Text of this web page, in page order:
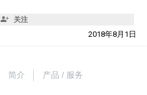
关注
2018年8月1日
简介 产品 / 服务